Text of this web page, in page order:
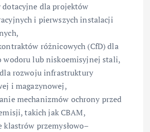
dotacyjne dla projektów
i pierwszych instalacji
różnicowych (CfD) dla
wodoru lub niskoemisyjnej stali,
rozwoju infrastruktury
i magazynowej,
mechanizmów ochrony przed
takich jak CBAM,
klastrów przemysłowo–